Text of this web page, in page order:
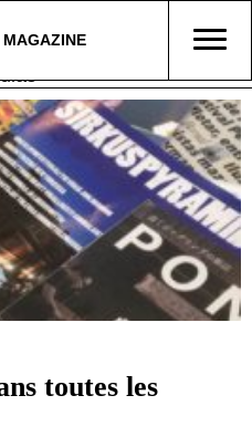
MAGAZINE
toutes les